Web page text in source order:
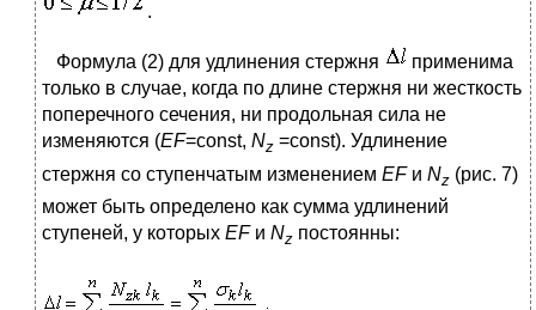
.
Формула (2) для удлинения стержня
применима
только в случае, когда по длине стержня ни жесткость
поперечного сечения, ни продольная сила не
изменяются (EF=const, Nz =const). Удлинение
стержня со ступенчатым изменением EFи Nz (рис. 7)
может быть определено как сумма удлинений
ступеней, у которых EFи Nz постоянны: